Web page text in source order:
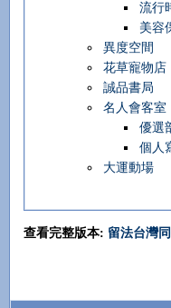
流行
美容
異度空間
花草寵物店
誠品書局
名人會客室
優選
個人
大運動場
查看完整版本: 留法台灣